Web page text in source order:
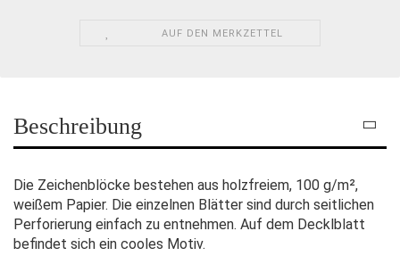
AUF DEN MERKZETTEL
Beschreibung
Die Zeichenblöcke bestehen aus holzfreiem, 100 g/m²,
weißem Papier. Die einzelnen Blätter sind durch seitlichen
Perforierung einfach zu entnehmen. Auf dem Decklblatt
befindet sich ein cooles Motiv.